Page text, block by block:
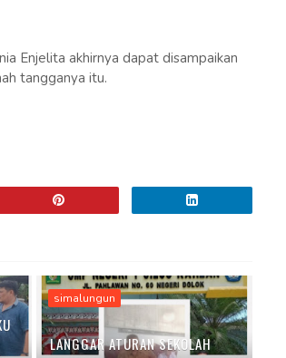
Enjelita akhirnya dapat disampaikan
tangganya itu.
simalungun
LANGGAR ATURAN SEKOLAH